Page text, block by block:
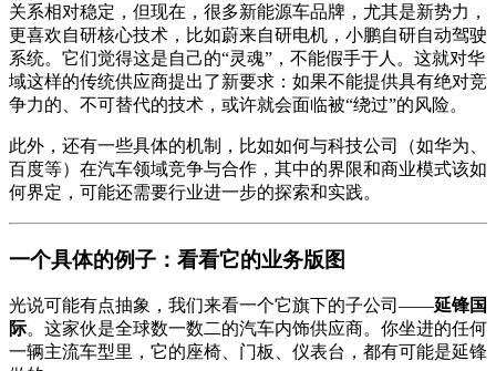
关系相对稳定，但现在，很多新能源车品牌，尤其是新势力，
更喜欢自研核心技术，比如蔚来自研电机，小鹏自研自动驾驶
系统。它们觉得这是自己的“灵魂”，不能假手于人。这就对华
域这样的传统供应商提出了新要求：如果不能提供具有绝对竞
争力的、不可替代的技术，或许就会面临被“绕过”的风险。
此外，还有一些具体的机制，比如如何与科技公司（如华为、
百度等）在汽车领域竞争与合作，其中的界限和商业模式该如
何界定，可能还需要行业进一步的探索和实践。
一个具体的例子：看看它的业务版图
光说可能有点抽象，我们来看一个它旗下的子公司——延锋国
际。这家伙是全球数一数二的汽车内饰供应商。你坐进的任何
一辆主流车型里，它的座椅、门板、仪表台，都有可能是延锋